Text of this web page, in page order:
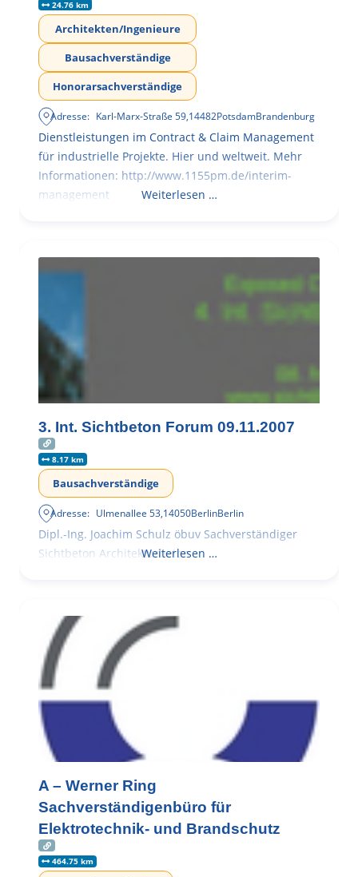
24.76 km
Architekten/Ingenieure
Bausachverständige
Honorarsachverständige
Adresse: Karl-Marx-Straße 59,14482PotsdamBrandenburg
Dienstleistungen im Contract & Claim Management
für industrielle Projekte. Hier und weltweit. Mehr
Informationen: http://www.1155pm.de/interim-
management
Weiterlesen …
3. Int. Sichtbeton Forum 09.11.2007
8.17 km
Bausachverständige
Adresse: Ulmenallee 53,14050BerlinBerlin
Dipl.-Ing. Joachim Schulz öbuv Sachverständiger
Sichtbeton Architekturbeton
Weiterlesen …
A – Werner Ring
Sachverständigenbüro für
Elektrotechnik- und Brandschutz
464.75 km